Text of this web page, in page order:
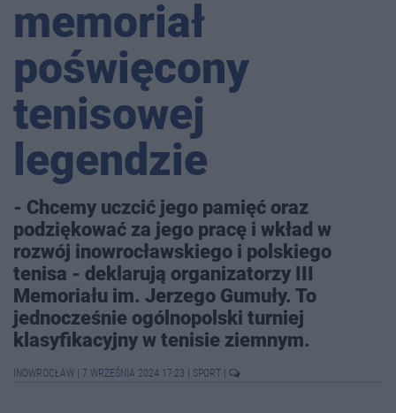
memoriał
poświęcony
tenisowej
legendzie
- Chcemy uczcić jego pamięć oraz
podziękować za jego pracę i wkład w
rozwój inowrocławskiego i polskiego
tenisa - deklarują organizatorzy III
Memoriału im. Jerzego Gumuły. To
jednocześnie ogólnopolski turniej
klasyfikacyjny w tenisie ziemnym.
INOWROCŁAW 7 WRZEŚNIA 2024 17:23 SPORT